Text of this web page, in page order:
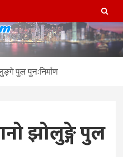
हङकङबाट
अनलाईन
hk nepal com
पुल पुनःनिर्माण
झोलुङ्गे पुल